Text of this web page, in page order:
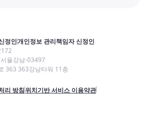
정인개인정보 관리책임자 신정인
울강남-03497
363 363강남타워 11층
리 방침위치기반 서비스 이용약관